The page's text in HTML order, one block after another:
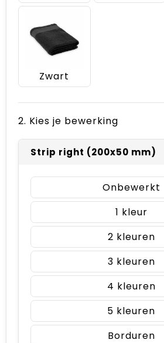
Zwart
2. Kies je bewerking
Strip right (200x50 mm)
Onbewerkt
1
2
3
4
5
Borduren